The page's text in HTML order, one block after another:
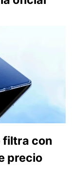
filtra con
precio